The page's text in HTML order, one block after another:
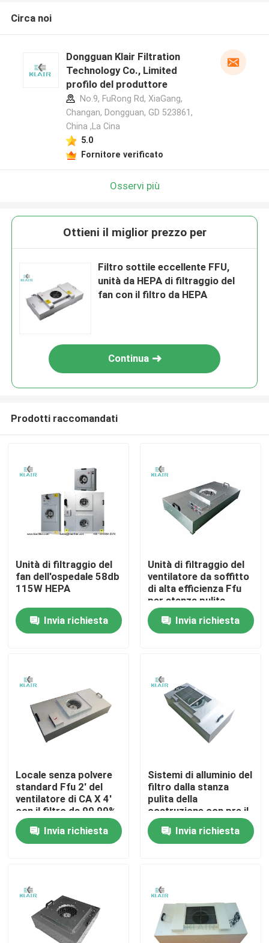
Casa
Prodotti
Giro della fabbrica
Controllo di qualità
Contattici
Richieda una citazione
Filtri dell'aria di HVAC
filtro dell'aria di hepa
Circa noi
Dongguan Klair Filtration
Technology Co., Limited
profilo del produttore
No.9, FuRong Rd, XiaGang,
Changan, Dongguan, GD 523861,
China ,La Cina
5.0
Fornitore verificato
Osservi più
Ottieni il miglior prezzo per
Filtro sottile eccellente FFU,
unità da HEPA di filtraggio del
fan con il filtro da HEPA
Continua
Prodotti raccomandati
Unità di filtraggio del
fan dell'ospedale 58db
115W HEPA
Invia richiesta
Unità di filtraggio del
ventilatore da soffitto
di alta efficienza Ffu
per stanza pulita
senza polvere
Invia richiesta
Locale senza polvere
standard Ffu 2' del
ventilatore di CA X 4'
con il filtro da 99,99%
Hepa
Invia richiesta
Sistemi di alluminio del
filtro dalla stanza
pulita della
costruzione con pre il
ventilatore di CA del
filtro Invia richiesta